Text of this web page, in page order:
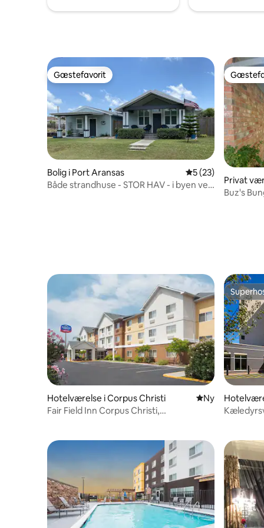
Gæstefavorit
Gæstefavorit
Bolig i Port Aransas 5 ud af 5 i
5 (23)
Både strandhuse - STOR HAV - i byen ved
Privat
Buz's
Hotelværelse i Corpus Christi Nyt
Ny
Fair Field Inn Corpus Christi,